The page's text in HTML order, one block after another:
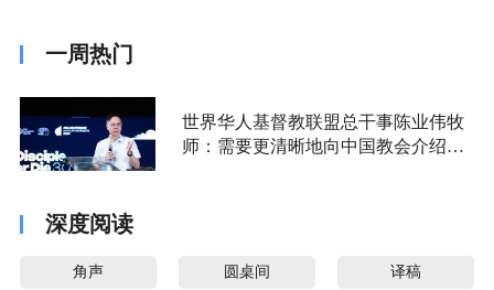
一周热门
世界华人基督教联盟总干事陈业伟牧
师：需要更清晰地向中国教会介绍福
深度阅读
角声 圆桌间 译稿